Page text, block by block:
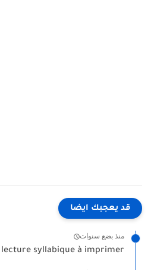
قد يعجبك ايضا
منذ بضع سنوات
syllabique à imprimer